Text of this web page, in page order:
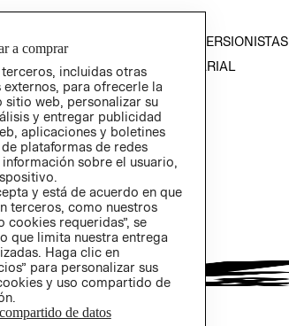
PRENSA
RELACIÓN CON INVERSIONISTAS
POLÍTICA EMPRESARIAL
a comprar
incluidas otras
para ofrecerle la
web, personalizar su
y entregar publicidad
aplicaciones y boletines
plataformas de redes
sobre el usuario,
y está de acuerdo en que
terceros, como nuestros
requeridas”, se
que limita nuestra entrega
Haga clic en
para personalizar sus
y uso compartido de
de datos